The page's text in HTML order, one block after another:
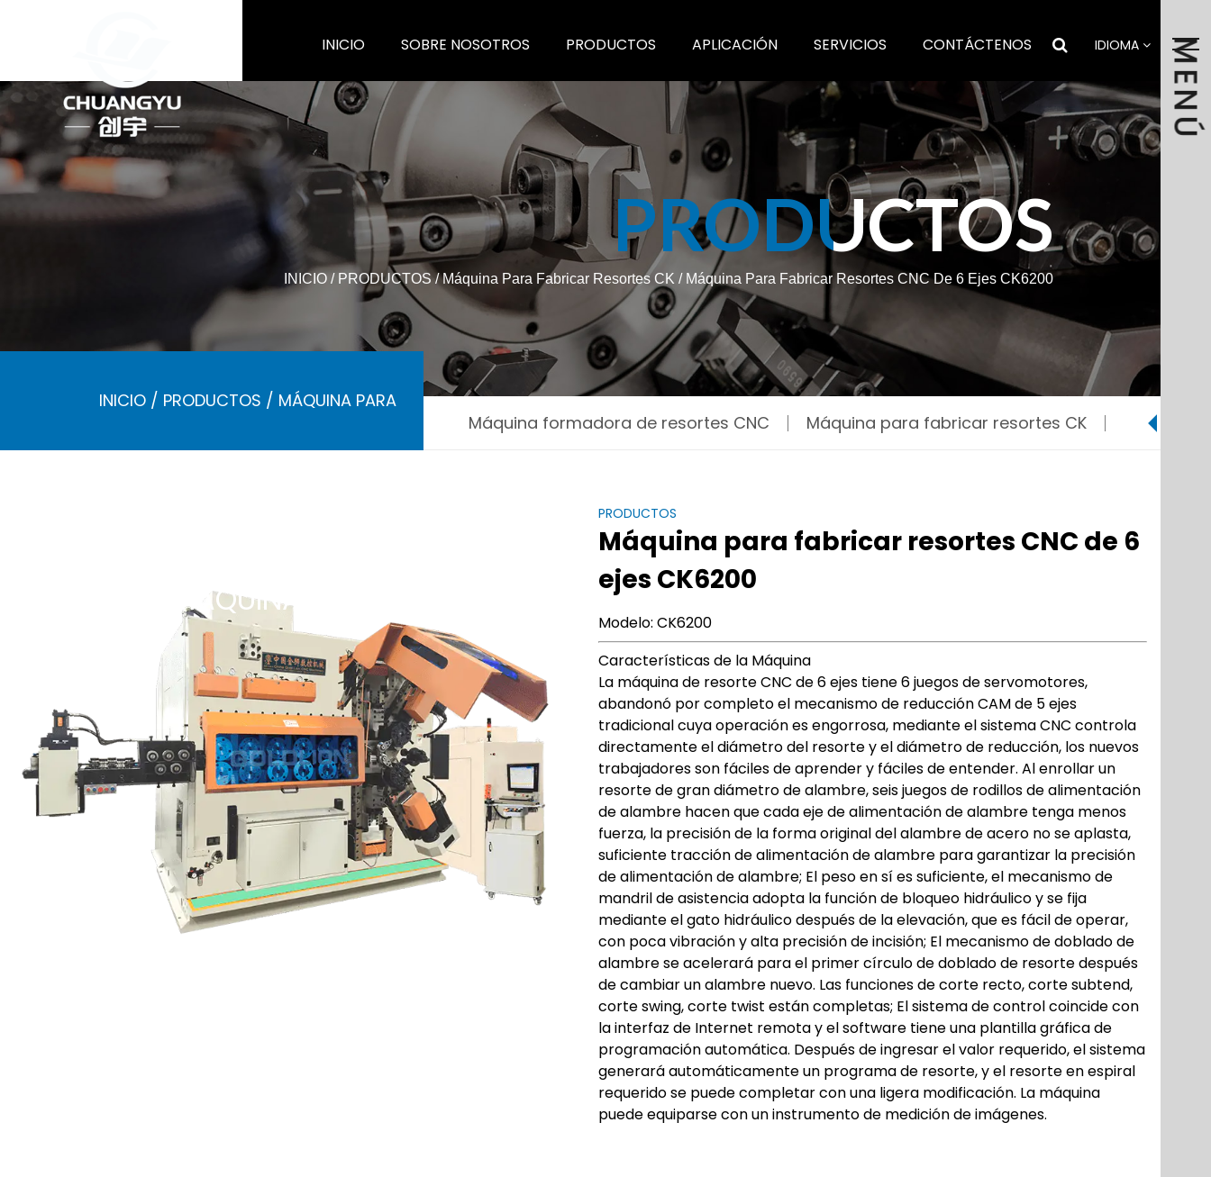
MENÚ
IDIOMA
INICIO SOBRE NOSOTROS PRODUCTOS APLICACIÓN SERVICIOS CONTÁCTENOS
PRODUCTOS
INICIO/ PRODUCTOS/Máquina Para Fabricar Resortes CK / Máquina Para Fabricar Resortes CNC De 6 Ejes CK6200
INICIO / PRODUCTOS / MÁQUINA PARA
Máquina formadora de resortes CNC Máquina para fabricar resortes CK
PRODUCTOS
Máquina para fabricar resortes CNC de 6
ejes CK6200
Modelo: CK6200
Características de la Máquina
La máquina de resorte CNC de 6 ejes tiene 6 juegos de servomotores,
abandonó por completo el mecanismo de reducción CAM de 5 ejes
tradicional cuya operación es engorrosa, mediante el sistema CNC controla
directamente el diámetro del resorte y el diámetro de reducción, los nuevos
trabajadores son fáciles de aprender y fáciles de entender. Al enrollar un
resorte de gran diámetro de alambre, seis juegos de rodillos de alimentación
de alambre hacen que cada eje de alimentación de alambre tenga menos
fuerza, la precisión de la forma original del alambre de acero no se aplasta,
suficiente tracción de alimentación de alambre para garantizar la precisión
de alimentación de alambre; El peso en sí es suficiente, el mecanismo de
mandril de asistencia adopta la función de bloqueo hidráulico y se fija
mediante el gato hidráulico después de la elevación, que es fácil de operar,
con poca vibración y alta precisión de incisión; El mecanismo de doblado de
alambre se acelerará para el primer círculo de doblado de resorte después
de cambiar un alambre nuevo. Las funciones de corte recto, corte subtend,
corte swing, corte twist están completas; El sistema de control coincide con
la interfaz de Internet remota y el software tiene una plantilla gráfica de
programación automática. Después de ingresar el valor requerido, el sistema
generará automáticamente un programa de resorte, y el resorte en espiral
requerido se puede completar con una ligera modificación. La máquina
puede equiparse con un instrumento de medición de imágenes.